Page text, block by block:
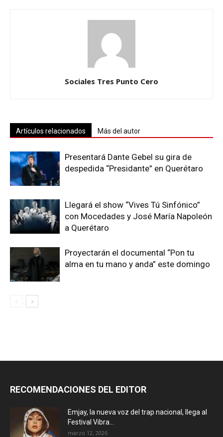
Sociales Tres Punto Cero
Artículos relacionados Más del autor
Presentará Dante Gebel su gira de
despedida “Presidante” en Querétaro
Llegará el show “Vives Tú Sinfónico”
con Mocedades y José María Napoleón
a Querétaro
Proyectarán el documental “Pon tu
alma en tu mano y anda” este domingo
RECOMENDACIONES DEL EDITOR
Emjay, la nueva voz del trap nacional, llega al
Festival Vibra...
marzo 12, 2026